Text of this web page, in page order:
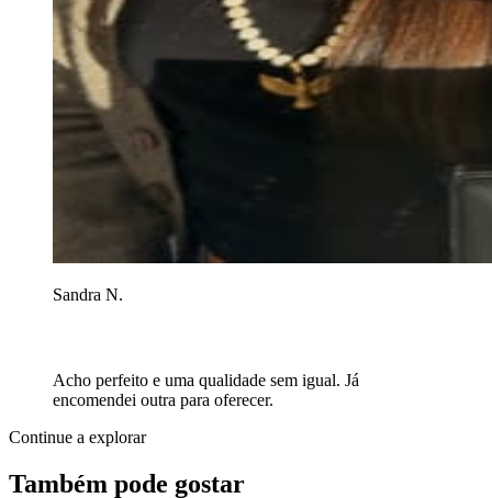
Sandra N.
Acho perfeito e uma qualidade sem igual. Já
encomendei outra para oferecer.
Continue a explorar
Também pode gostar